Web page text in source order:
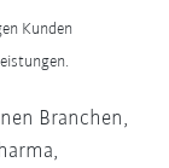
Kunden
Branchen,